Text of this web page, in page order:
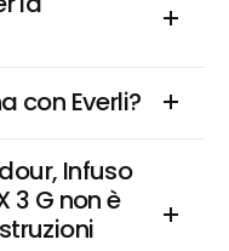
con Everli?
Infuso
3 G non è